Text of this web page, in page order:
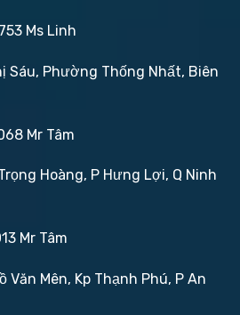
Ms Linh
Sáu, Phường Thống Nhất, Biên
Mr Tâm
Hoàng, P Hưng Lợi, Q Ninh
Mr Tâm
Mên, Kp Thạnh Phú, P An